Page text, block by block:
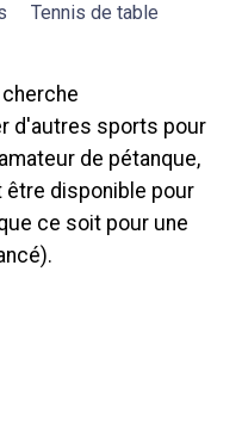
Tennis de table
d'autres sports pour
de pétanque,
être disponible pour
ce soit pour une